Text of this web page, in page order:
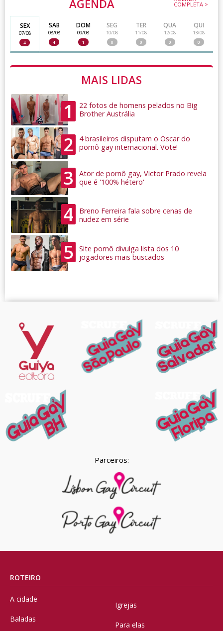
AGENDA COMPLETA >
SEX
07/08
4
SAB
08/08
4
DOM
09/08
1
SEG
10/08
0
TER
11/08
0
QUA
12/08
0
QUI
13/08
0
MAIS LIDAS
1
22 fotos de homens pelados no Big
Brother Austrália
2
4 brasileiros disputam o Oscar do
pornô gay internacional. Vote!
3
Ator de pornô gay, Victor Prado revela
que é '100% hétero'
4
Breno Ferreira fala sobre cenas de
nudez em série
5
Site pornô divulga lista dos 10
jogadores mais buscados
Parceiros:
ROTEIRO
A cidade
Baladas
Igrejas
Para elas